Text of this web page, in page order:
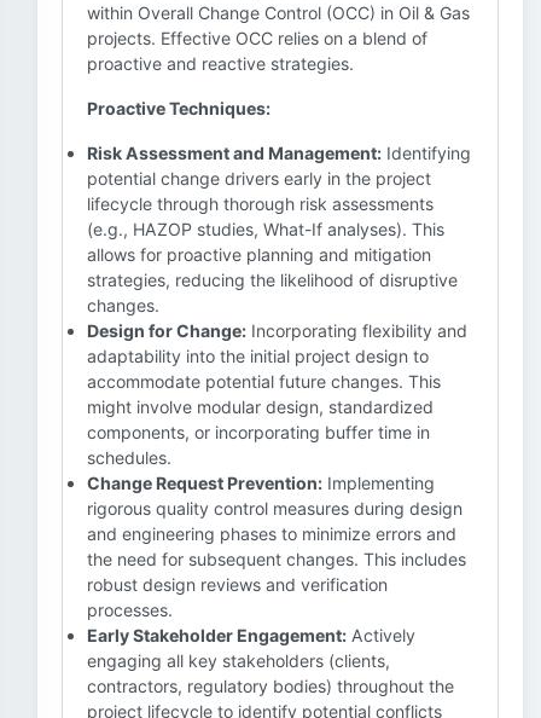
within Overall Change Control (OCC) in Oil & Gas
projects. Effective OCC relies on a blend of
proactive and reactive strategies.
Proactive Techniques:
Risk Assessment and Management: Identifying
potential change drivers early in the project
lifecycle through thorough risk assessments
(e.g., HAZOP studies, What-If analyses). This
allows for proactive planning and mitigation
strategies, reducing the likelihood of disruptive
changes.
Design for Change: Incorporating flexibility and
adaptability into the initial project design to
accommodate potential future changes. This
might involve modular design, standardized
components, or incorporating buffer time in
schedules.
Change Request Prevention: Implementing
rigorous quality control measures during design
and engineering phases to minimize errors and
the need for subsequent changes. This includes
robust design reviews and verification
processes.
Early Stakeholder Engagement: Actively
engaging all key stakeholders (clients,
contractors, regulatory bodies) throughout the
project lifecycle to identify potential conflicts